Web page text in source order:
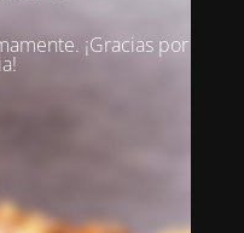
¡Gracias por su